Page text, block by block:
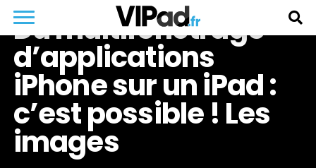
Du multifenêtrage
d’applications
iPhone sur un iPad :
c’est possible ! Les
images